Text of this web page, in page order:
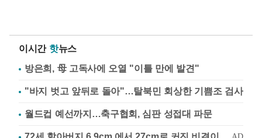
이시간 핫뉴스
방은희, 母 고독사에 오열 "이틀 만에 발견"
"바지 벗고 앞뒤로 돌아"…탈북민 회상한 기쁨조 검사
월드컵 예선까지…축구협회, 심판 성접대 파문